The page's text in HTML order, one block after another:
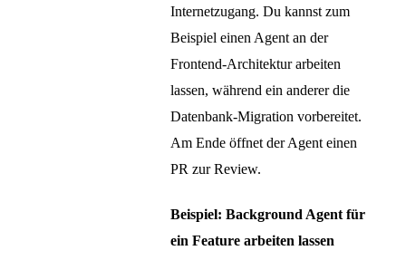
Internetzugang. Du kannst zum
Beispiel einen Agent an der
Frontend-Architektur arbeiten
lassen, während ein anderer die
Datenbank-Migration vorbereitet.
Am Ende öffnet der Agent einen
PR zur Review.
Beispiel: Background Agent für
ein Feature arbeiten lassen